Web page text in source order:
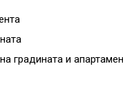
градината и